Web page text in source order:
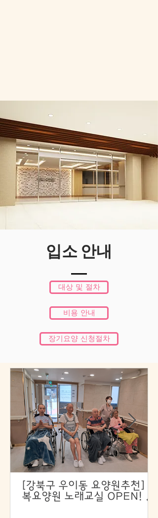
입소 안내
대상 및 절차
비용 안내
장기요양 신청절차
[강북구 우이동 요양원추천] 행
복요양원 노래교실 OPEN! 🎶